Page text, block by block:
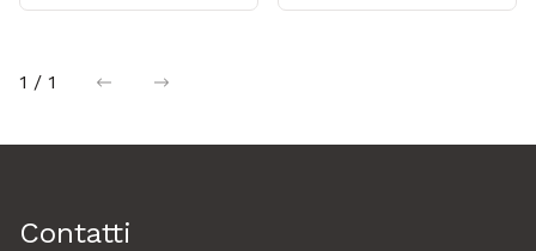
1 / 1 precedentesuccessiva
Contatti